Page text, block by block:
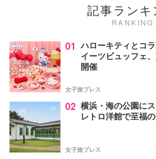
記事ランキ
RANKING
01 ハローキティとコ
イーツビュッフェ
開催
女子旅プレス
02 横浜・海の公園に
レトロ洋館で至福
女子旅プレス